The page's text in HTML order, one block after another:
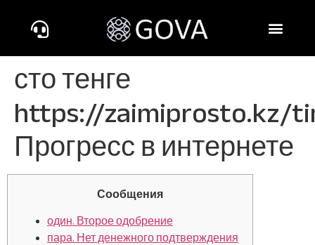
сто тенге
https://zaimiprosto.kz/
Прогресс в интернете
Сообщения
один. Второе одобрение
пара. Нет денежного подтверждения